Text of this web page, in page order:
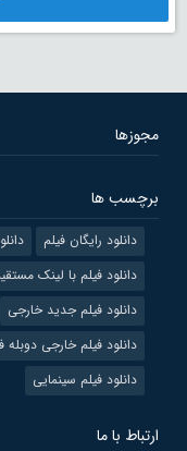
مجوزها
برچسب ها
دانلود رایگان فیلم
دانلود فیلم با لینک
دانلود فیلم جدید خارجی
دانلود فیلم خارجی دوبله
دانلود فیلم سینمایی
ارتباط با ما